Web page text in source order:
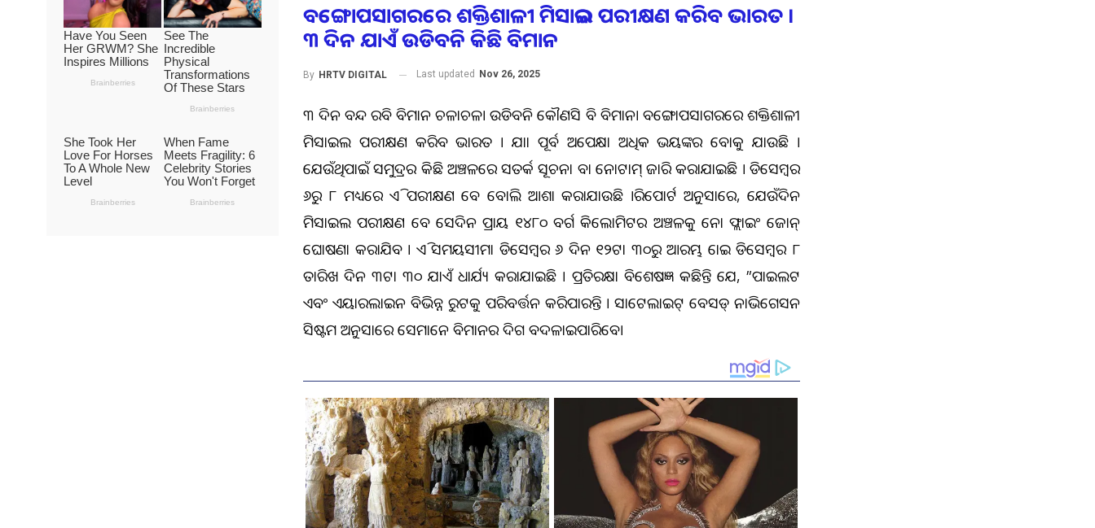
ବଙ୍ଗୋପସାଗରରେ ଶକ୍ତିଶାଳୀ ମିସାଇଲ ପରୀକ୍ଷଣ କରିବ ଭାରତ ।
୩ ଦିନ ଯାଏଁ ଉଡିବନି କିଛି ବିମାନ
By HRTV DIGITAL Last updated Nov 26, 2025
୩ ଦିନ ବନ୍ଦ ରହିବ ବିମାନ ଚଳାଚଳ। ଉଡିବନି କୌଣସି ବି ବିମାନ। ବଙ୍ଗୋପସାଗରରେ ଶକ୍ତିଶାଳୀ
ମିସାଇଲ ପରୀକ୍ଷଣ କରିବ ଭାରତ । ଯାହା ପୂର୍ବ ଅପେକ୍ଷା ଅଧିକ ଭୟଙ୍କର ହେବାକୁ ଯାଉଛି ।
ଯେଉଁଥିପାଇଁ ସମୁଦ୍ରର କିଛି ଅଞ୍ଚଳରେ ସତର୍କ ସୂଚନା ବା ନୋଟାମ୍ ଜାରି କରାଯାଇଛି । ଡିସେମ୍ବର
୬ରୁ ୮ ମଧ୍ୟରେ ଏହି ପରୀକ୍ଷଣ ହେବ ବୋଲି ଆଶା କରାଯାଉଛି ।ରିପୋର୍ଟ ଅନୁସାରେ, ଯେଉଁଦିନ
ମିସାଇଲ ପରୀକ୍ଷଣ ହେବ ସେଦିନ ପ୍ରାୟ ୧୪୮୦ ବର୍ଗ କିଲୋମିଟର ଅଞ୍ଚଳକୁ ନୋ ଫ୍ଲାଇଂ ଜୋନ୍
ଘୋଷଣା କରାଯିବ । ଏହି ସମୟସୀମା ଡିସେମ୍ବର ୬ ଦିନ ୧୨ଟା ୩୦ରୁ ଆରମ୍ଭ ହୋଇ ଡିସେମ୍ବର ୮
ତାରିଖ ଦିନ ୩ଟା ୩୦ ଯାଏଁ ଧାର୍ଯ୍ୟ କରାଯାଇଛି । ପ୍ରତିରକ୍ଷା ବିଶେଷଜ୍ଞ କହିଛନ୍ତି ଯେ, ”ପାଇଲଟ
ଏବଂ ଏୟାରଲାଇନ ବିଭିନ୍ନ ରୁଟକୁ ପରିବର୍ତ୍ତନ କରିପାରନ୍ତି । ସାଟେଲାଇଟ୍ ବେସଡ୍ ନାଭିଗେସନ
ସିଷ୍ଟମ ଅନୁସାରେ ସେମାନେ ବିମାନର ଦିଗ ବଦଳାଇପାରିବେ।